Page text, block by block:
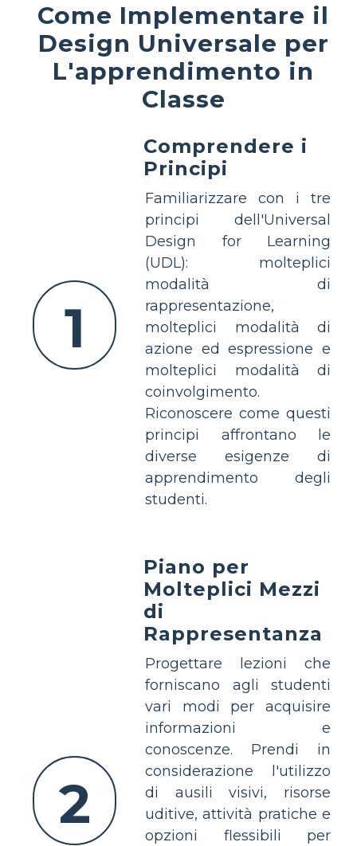
Come Implementare il
Design Universale per
L'apprendimento in
Classe
1
Comprendere i
Principi
Familiarizzare con i tre
principi dell'Universal
Design for Learning
(UDL): molteplici
modalità di
rappresentazione,
molteplici modalità di
azione ed espressione e
molteplici modalità di
coinvolgimento.
Riconoscere come questi
principi affrontano le
diverse esigenze di
apprendimento degli
studenti.
2
Piano per
Molteplici Mezzi
di
Rappresentanza
Progettare lezioni che
forniscano agli studenti
vari modi per acquisire
informazioni e
conoscenze. Prendi in
considerazione l'utilizzo
di ausili visivi, risorse
uditive, attività pratiche e
opzioni flessibili per